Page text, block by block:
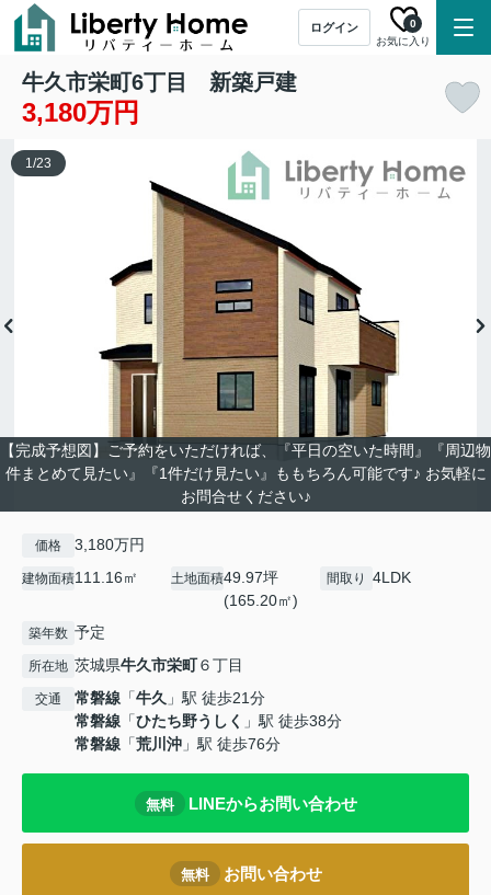
ログイン
お気に入り
0
牛久市栄町6丁目 新築戸建
3,180万円
【完成予想図】ご予約をいただければ、『平日の空いた時間』『周辺物
件まとめて見たい』『1件だけ見たい』ももちろん可能です♪ お気軽に
お問合せください♪
1/23
価格 3,180万円
建物面積111.16㎡ 土地面積49.97坪
(165.20㎡)
間取り 4LDK
築年数 予定
所在地 茨城県牛久市栄町６丁目
交通 常磐線 「牛久 」駅 徒歩21分
常磐線 「ひたち野うしく 」駅 徒歩38分
常磐線 「荒川沖 」駅 徒歩76分
無料 LINEからお問い合わせ
無料 お問い合わせ